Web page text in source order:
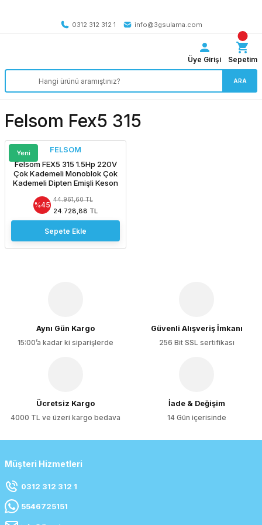
0312 312 312 1
info@3gsulama.com
ARA
Üye Girişi Sepetim
Felsom Fex5 315
Yeni
FELSOM
Felsom FEX5 315 1.5Hp 220V
Çok Kademeli Monoblok Çok
Kademeli Dipten Emişli Keson
%45
44.961,60 TL
24.728,88 TL
Sepete Ekle
Aynı Gün Kargo
15:00’a kadar ki siparişlerde
Güvenli Alışveriş İmkanı
256 Bit SSL sertifikası
Ücretsiz Kargo
4000 TL ve üzeri kargo bedava
İade & Değişim
14 Gün içerisinde
Müşteri Hizmetleri
0312 312 312 1
5546725151